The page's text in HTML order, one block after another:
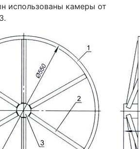
использованы камеры от